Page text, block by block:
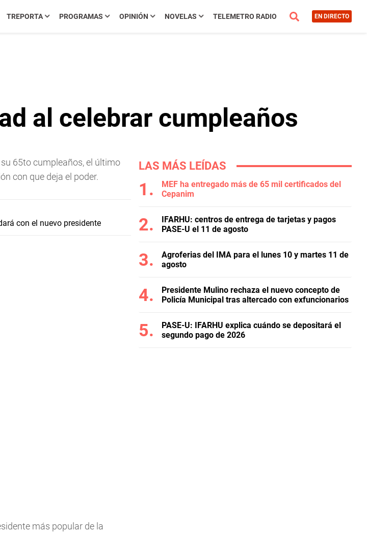
TREPORTA PROGRAMAS OPINIÓN NOVELAS TELEMETRO RADIO EN DIRECTO
al celebrar cumpleaños
65to cumpleaños, el último
con que deja el poder.
con el nuevo presidente
más popular de la
LAS MÁS LEÍDAS
MEF ha entregado más de 65 mil certificados del
Cepanim
IFARHU: centros de entrega de tarjetas y pagos
PASE-U el 11 de agosto
Agroferias del IMA para el lunes 10 y martes 11 de
agosto
Presidente Mulino rechaza el nuevo concepto de
Policía Municipal tras altercado con exfuncionarios
PASE-U: IFARHU explica cuándo se depositará el
segundo pago de 2026